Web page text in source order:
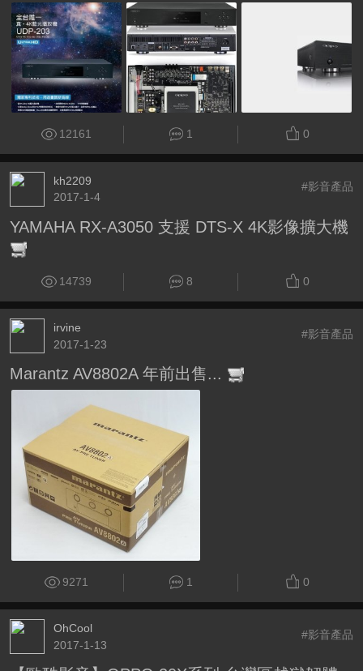
12161 1 0
kh2209
2017-1-4
#影音產品
YAMAHA RX-A3050 支援 DTS-X 4K影像擴大機
14739 8 0
irvine
2017-1-23
#影音產品
Marantz AV8802A 年前出售...
9271 1 0
OhCool
2017-1-13
#影音產品